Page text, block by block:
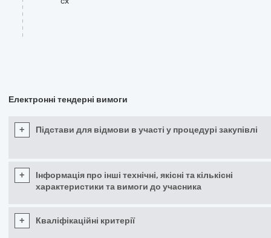
Електронні тендерні вимоги
+ Підстави для відмови в участі у процедурі закупівлі
+
Інформація про інші технічні, якісні та кількісні
характеристики та вимоги до учасника
+ Кваліфікаційні критерії